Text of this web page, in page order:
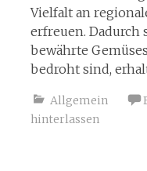
Vielfalt an
erfreuen. Dadurch
bewährte
bedroht sind,
Allgemein
hinterlassen